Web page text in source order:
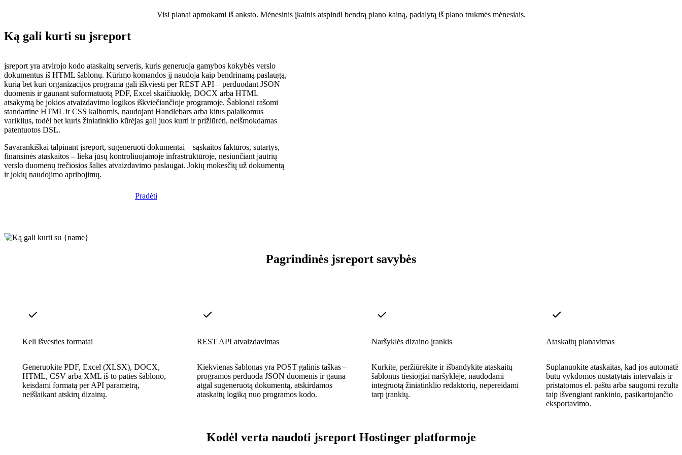
Visi planai apmokami iš anksto. Mėnesinis įkainis atspindi bendrą plano kainą, padalytą iš plano trukmės mėnesiais.
Ką gali kurti su jsreport
jsreport yra atvirojo kodo ataskaitų serveris, kuris generuoja gamybos kokybės verslo
dokumentus iš HTML šablonų. Kūrimo komandos jį naudoja kaip bendrinamą paslaugą,
kurią bet kuri organizacijos programa gali iškviesti per REST API – perduodant JSON
duomenis ir gaunant suformatuotą PDF, Excel skaičiuoklę, DOCX arba HTML
atsakymą be jokios atvaizdavimo logikos iškviečiančioje programoje. Šablonai rašomi
standartine HTML ir CSS kalbomis, naudojant Handlebars arba kitus palaikomus
variklius, todėl bet kuris žiniatinklio kūrėjas gali juos kurti ir prižiūrėti, neišmokdamas
patentuotos DSL.
Savarankiškai talpinant jsreport, sugeneruoti dokumentai – sąskaitos faktūros, sutartys,
finansinės ataskaitos – lieka jūsų kontroliuojamoje infrastruktūroje, nesiunčiant jautrių
verslo duomenų trečiosios šalies atvaizdavimo paslaugai. Jokių mokesčių už dokumentą
ir jokių naudojimo apribojimų.
Pradėti
Pagrindinės jsreport savybės
Keli išvesties formatai
Generuokite PDF, Excel (XLSX), DOCX,
HTML, CSV arba XML iš to paties šablono,
keisdami formatą per API parametrą,
neišlaikant atskirų dizainų.
REST API atvaizdavimas
Kiekvienas šablonas yra POST galinis taškas –
programos perduoda JSON duomenis ir gauna
atgal sugeneruotą dokumentą, atskirdamos
ataskaitų logiką nuo programos kodo.
Naršyklės dizaino įrankis
Kurkite, peržiūrėkite ir išbandykite ataskaitų
šablonus tiesiogiai naršyklėje, naudodami
integruotą žiniatinklio redaktorių, nepereidami
tarp įrankių.
Ataskaitų planavimas
Suplanuokite ataskaitas, kad jos
būtų vykdomos nustatytais intervalais ir
pristatomos el. paštu arba saugomi
taip išvengiant rankinio, pasikartojančio
eksportavimo.
Kodėl verta naudoti jsreport Hostinger platformoje